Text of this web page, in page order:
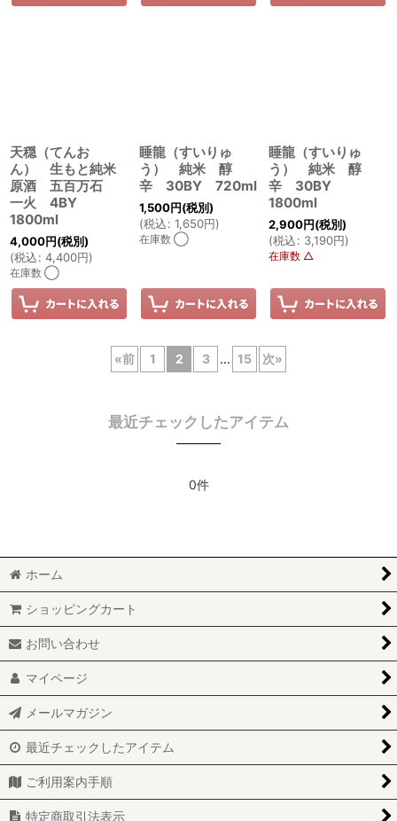
天穏（てんお
ん） 生もと純米
原酒 五百万石
一火 4BY
1800ml
4,000円(税別)
(税込: 4,400円)
在庫数 ◯
睡龍（すいりゅ
う） 純米 醇
辛 30BY 720ml
1,500円(税別)
(税込: 1,650円)
在庫数 ◯
睡龍（すいりゅ
う） 純米 醇
辛 30BY
1800ml
2,900円(税別)
(税込: 3,190円)
在庫数 △
«前 1 2 3 ... 15 次»
最近チェックしたアイテム
0件
ホーム
ショッピングカート
お問い合わせ
マイページ
メールマガジン
最近チェックしたアイテム
ご利用案内手順
特定商取引法表示